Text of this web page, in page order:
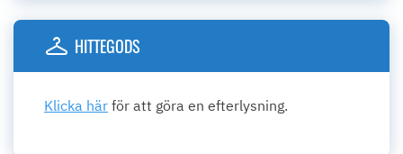
HITTEGODS
Klicka här för att göra en efterlysning.